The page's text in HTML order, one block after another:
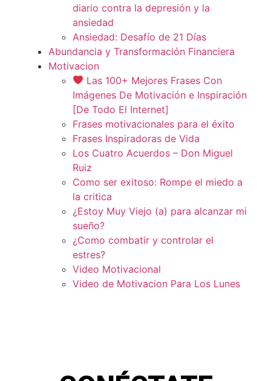
diario contra la depresión y la
ansiedad
Ansiedad: Desafío de 21 Días
Abundancia y Transformación Financiera
Motivacion
Las 100+ Mejores Frases Con
Imágenes De Motivación e Inspiración
[De Todo El Internet]
Frases motivacionales para el éxito
Frases Inspiradoras de Vida
Los Cuatro Acuerdos – Don Miguel
Ruiz
Como ser exitoso: Rompe el miedo a
la critica
¿Estoy Muy Viejo (a) para alcanzar mi
sueño?
¿Como combatir y controlar el
estres?
Video Motivacional
Video de Motivacion Para Los Lunes